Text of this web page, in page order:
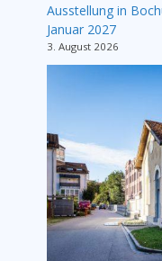
Ausstellung in
Januar 2027
3. August 2026